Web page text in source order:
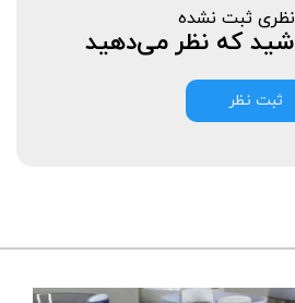
ثبت نشده
که نظر می‌دهید
ثبت نظر